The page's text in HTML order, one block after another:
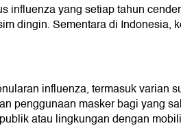
influenza yang setiap tahun
dingin. Sementara di Indonesia,
influenza, termasuk varian
penggunaan masker bagi yang
atau lingkungan dengan